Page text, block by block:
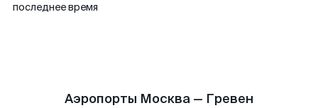
последнее время
Аэропорты Москва — Гревен